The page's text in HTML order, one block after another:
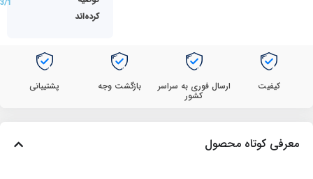
کرده‌اند
1
کیفیت ارسال فوری به سراسر
کشور
بازگشت وجه پشتیبانی
معرفی کوتاه محصول